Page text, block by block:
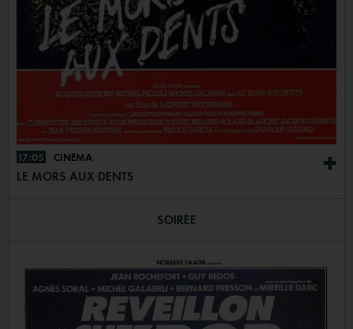
+
17:05 CINÉMA
LE MORS AUX DENTS
SOIRÉE